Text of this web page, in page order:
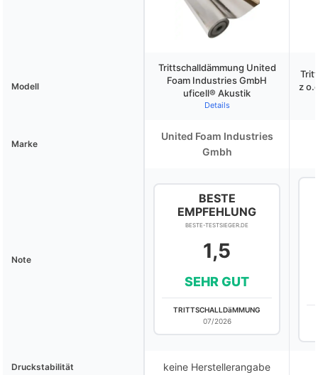
Modell
Trittschalldämmung United
Foam Industries GmbH
uficell® Akustik
Details
z
Marke
United Foam Industries
Gmbh
Note
BESTE
EMPFEHLUNG
BESTE-TESTSIEGER.DE
1,5
SEHR GUT
TRITTSCHALLDäMMUNG
07/2026
Druckstabilität keine Herstellerangabe